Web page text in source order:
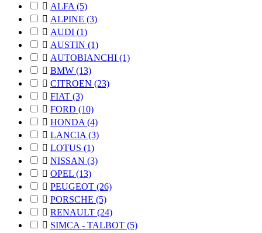
 ALFA (5)
 ALPINE (3)
 AUDI (1)
 AUSTIN (1)
 AUTOBIANCHI (1)
 BMW (13)
 CITROEN (23)
 FIAT (3)
 FORD (10)
 HONDA (4)
 LANCIA (3)
 LOTUS (1)
 NISSAN (3)
 OPEL (13)
 PEUGEOT (26)
 PORSCHE (5)
 RENAULT (24)
 SIMCA - TALBOT (5)